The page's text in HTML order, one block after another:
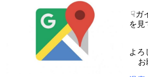
☟ガ
を見
よろ
お